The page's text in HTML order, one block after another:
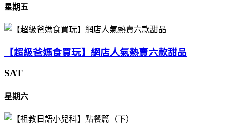
星期五
【超級爸媽食買玩】網店人氣熱賣六款甜品
SAT
星期六